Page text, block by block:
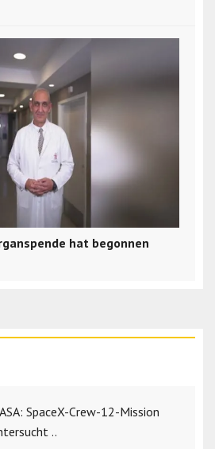
hat begonnen
SpaceX-Crew-12-Mission
..